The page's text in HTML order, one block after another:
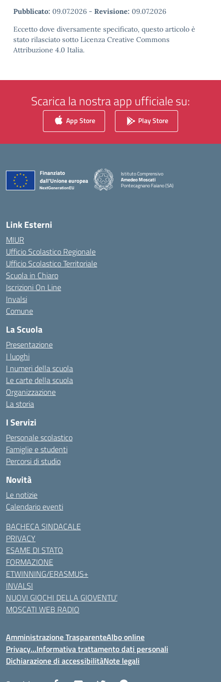
Pubblicato: 09.07.2026 - Revisione: 09.07.2026
Eccetto dove diversamente specificato, questo articolo è
stato rilasciato sotto Licenza Creative Commons
Attribuzione 4.0 Italia.
Scarica la nostra app ufficiale su:
App Store Play Store
Istituto Comprensivo
Amedeo Moscati
Pontecagnano Faiano (SA)
— Visita la pagina iniziale della scuola
Link Esterni
MIUR
Ufficio Scolastico Regionale
Ufficio Scolastico Territoriale
Scuola in Chiaro
Iscrizioni On Line
Invalsi
Comune
La Scuola
Presentazione
I luoghi
I numeri della scuola
Le carte della scuola
Organizzazione
La storia
I Servizi
Personale scolastico
Famiglie e studenti
Percorsi di studio
Novità
Le notizie
Calendario eventi
BACHECA SINDACALE
PRIVACY
ESAME DI STATO
FORMAZIONE
ETWINNING/ERASMUS+
INVALSI
NUOVI GIOCHI DELLA GIOVENTU’
MOSCATI WEB RADIO
Amministrazione TrasparenteAlbo online
Privacy…Informativa trattamento dati personali
Dichiarazione di accessibilitàNote legali